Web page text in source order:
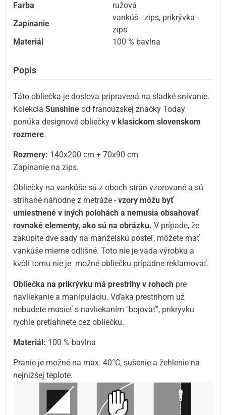
Farba
ružová
Zapínanie
vankúš - zips, prikrývka -
zips
Materiál
100 % bavlna
Popis
Táto obliečka je doslova pripravená na sladké snívanie.
KolekciaSunshineod francúzskej značky Today
ponúka designové obliečkyv klasickom slovenskom
rozmere.
Rozmery: 140x200 cm + 70x90 cm
Zapínanie na zips.
Obliečky na vankúše sú z oboch strán vzorované a sú
strihané náhodne z metráže -vzory môžu byť
umiestnené v iných polohách a nemusia obsahovať
rovnaké elementy, ako sú na obrázku. V prípade, že
zakúpíte dve sady na manželskú posteľ, môžete mať
vankúše mierne odlišné. Toto nie je vada výrobku a
kvôli tomu nie je možné obliečku prípadne reklamovať.
Obliečka na prikrývku má prestrihy v rohoch pre
navliekanie a manipuláciu. Vďaka prestrihom už
nebudete musieť s navliekaním "bojovať", prikrývku
rychle pretiahnete cez obliečku.
Materiál: 100 % bavlna
Pranie je možné na max. 40°C, sušenie a žehlenie na
nejnižšej teplote.